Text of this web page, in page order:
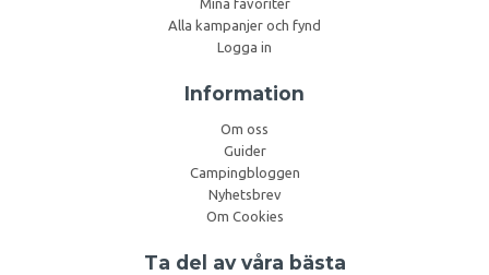
Mina favoriter
Alla kampanjer och fynd
Logga in
Information
Om oss
Guider
Campingbloggen
Nyhetsbrev
Om Cookies
Ta del av våra bästa